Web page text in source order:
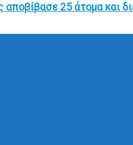
25 άτομα και